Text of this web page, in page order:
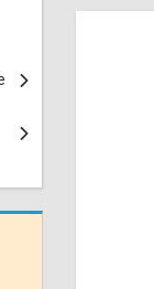
Моноблоки
VRF
Компрессорно-
Чиллеры
Сушилки для рук
Бензотриммеры
Газонокосилки
Газонокосилки